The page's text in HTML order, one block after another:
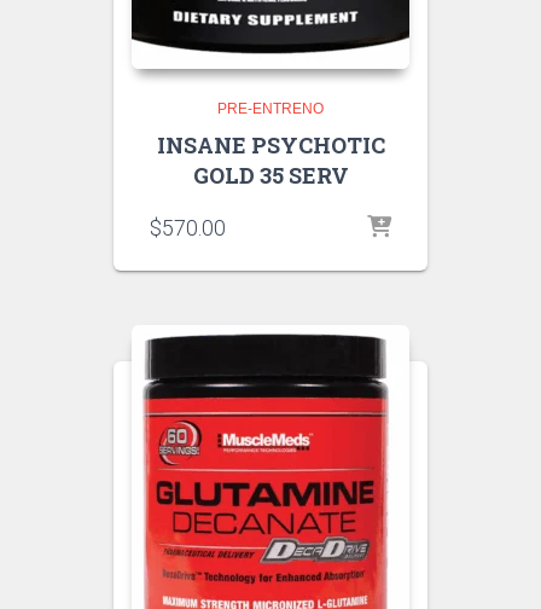
PRE-ENTRENO
INSANE PSYCHOTIC
GOLD 35 SERV
$570.00